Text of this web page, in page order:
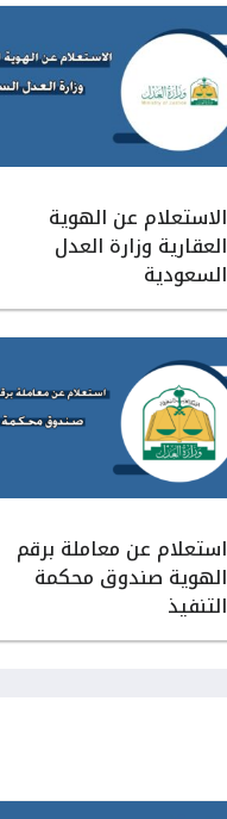
الاستعلام عن الهوية
العقارية وزارة العدل
السعودية
استعلام عن معاملة برقم
الهوية صندوق محكمة
التنفيذ